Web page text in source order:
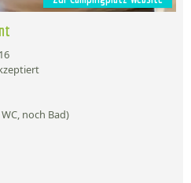
noch Bad)